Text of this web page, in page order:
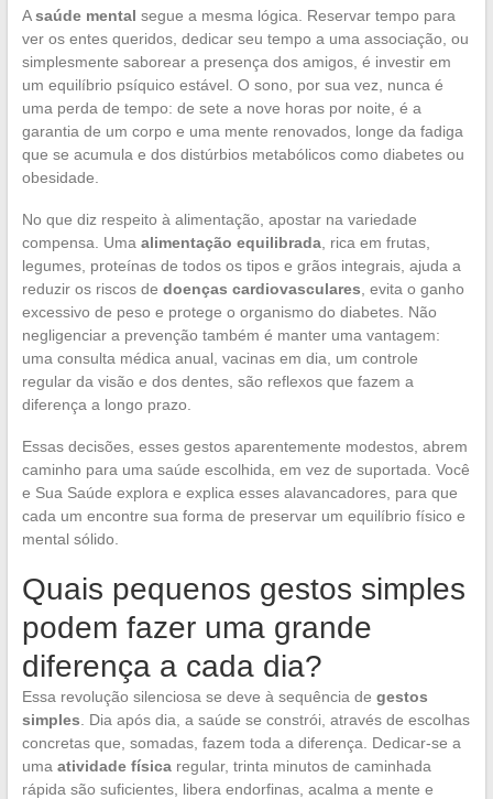
Asaúde mental segue a mesma lógica. Reservar tempo para
ver os entes queridos, dedicar seu tempo a uma associação, ou
simplesmente saborear a presença dos amigos, é investir em
um equilíbrio psíquico estável. O sono, por sua vez, nunca é
uma perda de tempo: de sete a nove horas por noite, é a
garantia de um corpo e uma mente renovados, longe da fadiga
que se acumula e dos distúrbios metabólicos como diabetes ou
obesidade.
No que diz respeito à alimentação, apostar na variedade
compensa. Uma alimentação equilibrada, rica em frutas,
legumes, proteínas de todos os tipos e grãos integrais, ajuda a
reduzir os riscos de doenças cardiovasculares , evita o ganho
excessivo de peso e protege o organismo do diabetes. Não
negligenciar a prevenção também é manter uma vantagem:
uma consulta médica anual, vacinas em dia, um controle
regular da visão e dos dentes, são reflexos que fazem a
diferença a longo prazo.
Essas decisões, esses gestos aparentemente modestos, abrem
caminho para uma saúde escolhida, em vez de suportada. Você
e Sua Saúde explora e explica esses alavancadores, para que
cada um encontre sua forma de preservar um equilíbrio físico e
mental sólido.
Quais pequenos gestos simples
podem fazer uma grande
diferença a cada dia?
Essa revolução silenciosa se deve à sequência de gestos
simples . Dia após dia, a saúde se constrói, através de escolhas
concretas que, somadas, fazem toda a diferença. Dedicar-se a
uma atividade físicaregular, trinta minutos de caminhada
rápida são suficientes, libera endorfinas, acalma a mente e